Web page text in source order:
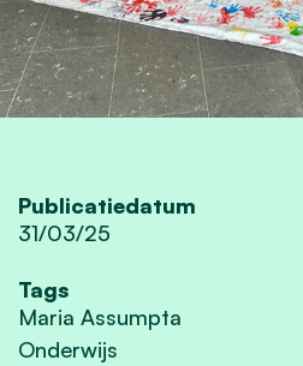
Publicatiedatum
31/03/25
Tags
Maria Assumpta
Onderwijs